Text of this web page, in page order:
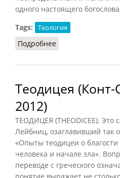
одного настоящего
Tags:
Теология
Подробнее
Теодицея
2012)
ТЕОДИЦЕЯ (THEODICEE). Это
Лейбниц, озаглавивший так
«Опыты теодицеи о
человека и начале зла».
переводе с греческого
понятие выражает не